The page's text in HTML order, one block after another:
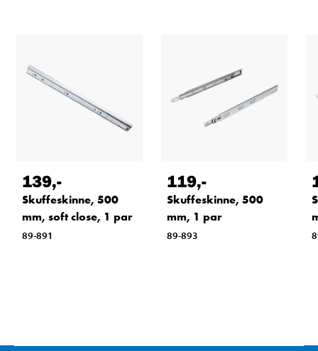
139,-
Skuffeskinne, 500
mm, soft close, 1 par
89-891
119,-
Skuffeskinne, 500
mm, 1 par
89-893